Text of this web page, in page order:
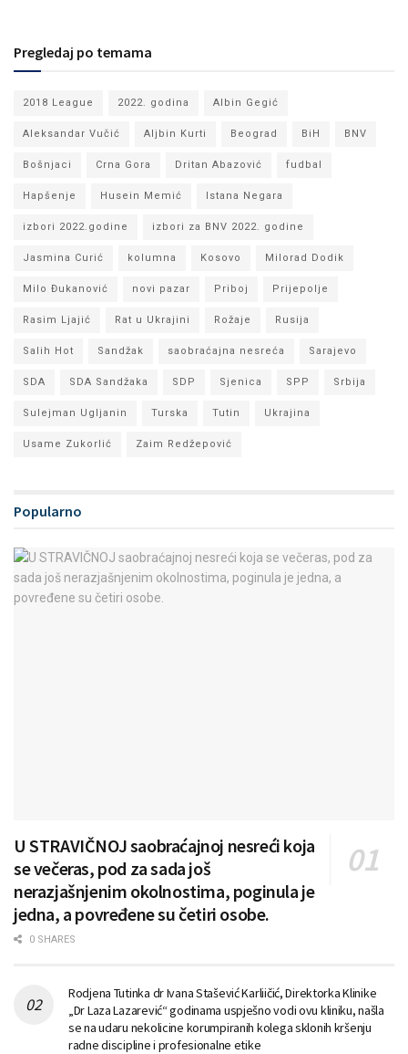
Pregledaj po temama
2018 League 2022. godina Albin Gegić
Aleksandar Vučić Aljbin Kurti Beograd BiH BNV
Bošnjaci Crna Gora Dritan Abazović fudbal
Hapšenje Husein Memić Istana Negara
izbori 2022.godine izbori za BNV 2022. godine
Jasmina Curić kolumna Kosovo Milorad Dodik
Milo Đukanović novi pazar Priboj Prijepolje
Rasim Ljajić Rat u Ukrajini Rožaje Rusija
Salih Hot Sandžak saobraćajna nesreća Sarajevo
SDA SDA Sandžaka SDP Sjenica SPP Srbija
Sulejman Ugljanin Turska Tutin Ukrajina
Usame Zukorlić Zaim Redžepović
Popularno
U STRAVIČNOJ saobraćajnoj nesreći koja
se večeras, pod za sada još
nerazjašnjenim okolnostima, poginula je
jedna, a povređene su četiri osobe.
0 SHARES
Rodjena Tutinka dr Ivana Stašević Karliičić, Direktorka Klinike
„Dr Laza Lazarević“ godinama uspješno vodi ovu kliniku, našla
se na udaru nekolicine korumpiranih kolega sklonih kršenju
radne discipline i profesionalne etike